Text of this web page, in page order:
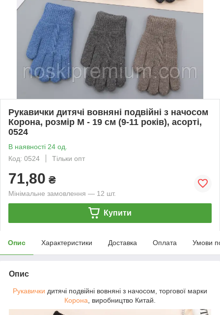
Рукавички дитячі вовняні подвійні з начосом
Корона, розмір M - 19 см (9-11 років), асорті,
0524
В наявності 24 од.
Код: 0524
Тільки опт
71,80 ₴
Мінімальне замовлення — 12 шт.
Купити
Опис Характеристики Доставка Оплата Умови
Опис
Рукавички дитячі подвійні вовняні з начосом, торгової марки
Корона , виробництво Китай.